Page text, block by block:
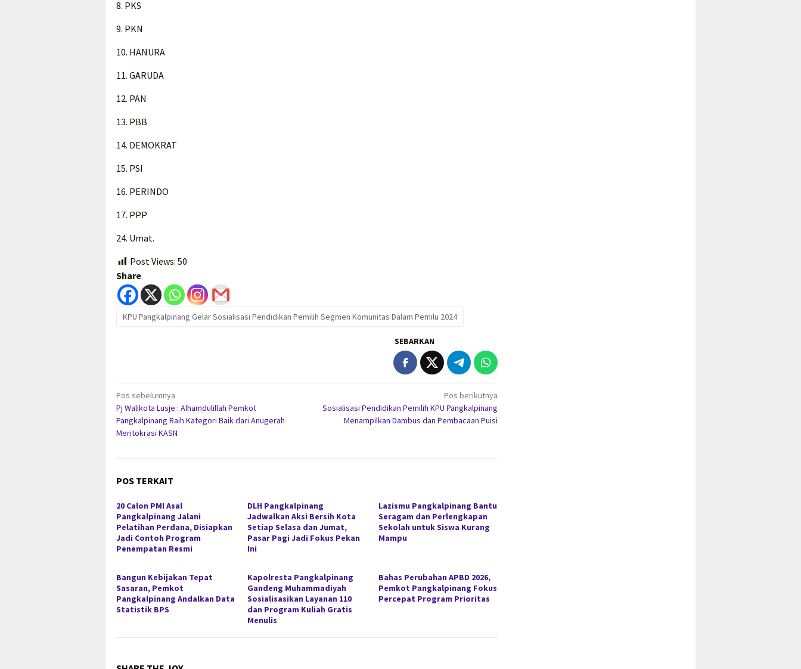
8. PKS
9. PKN
10. HANURA
11. GARUDA
12. PAN
13. PBB
14. DEMOKRAT
15. PSI
16. PERINDO
17. PPP
24. Umat.
Post Views: 50
Share
KPU Pangkalpinang Gelar Sosialisasi Pendidikan Pemilih Segmen Komunitas Dalam Pemilu 2024
SEBARKAN
Navigasi
pos
Pos sebelumnya
Pj Walikota Lusje : Alhamdulillah Pemkot
Pangkalpinang Raih Kategori Baik dari Anugerah
Meritokrasi KASN
Pos berikutnya
Sosialisasi Pendidikan Pemilih KPU Pangkalpinang
Menampilkan Dambus dan Pembacaan Puisi
POS TERKAIT
20 Calon PMI Asal
Pangkalpinang Jalani
Pelatihan Perdana, Disiapkan
Jadi Contoh Program
Penempatan Resmi
DLH Pangkalpinang
Jadwalkan Aksi Bersih Kota
Setiap Selasa dan Jumat,
Pasar Pagi Jadi Fokus Pekan
Ini
Lazismu Pangkalpinang Bantu
Seragam dan Perlengkapan
Sekolah untuk Siswa Kurang
Mampu
Bangun Kebijakan Tepat
Sasaran, Pemkot
Pangkalpinang Andalkan Data
Statistik BPS
Kapolresta Pangkalpinang
Gandeng Muhammadiyah
Sosialisasikan Layanan 110
dan Program Kuliah Gratis
Menulis
Bahas Perubahan APBD 2026,
Pemkot Pangkalpinang Fokus
Percepat Program Prioritas